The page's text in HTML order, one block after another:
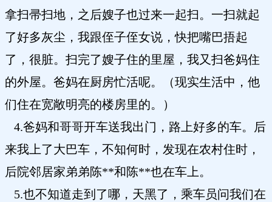
拿扫帚扫地，之后嫂子也过来一起扫。一扫就起
了好多灰尘，我跟侄子侄女说，快把嘴巴捂起
了，很脏。扫完了嫂子住的里屋，我又扫爸妈住
的外屋。爸妈在厨房忙活呢。（现实生活中，他
们住在宽敞明亮的楼房里的。）
4.爸妈和哥哥开车送我出门，路上好多的车。后
来我上了大巴车，不知何时，发现在农村住时，
后院邻居家弟弟陈**和陈**也在车上。
5.也不知道走到了哪，天黑了，乘车员问我们在